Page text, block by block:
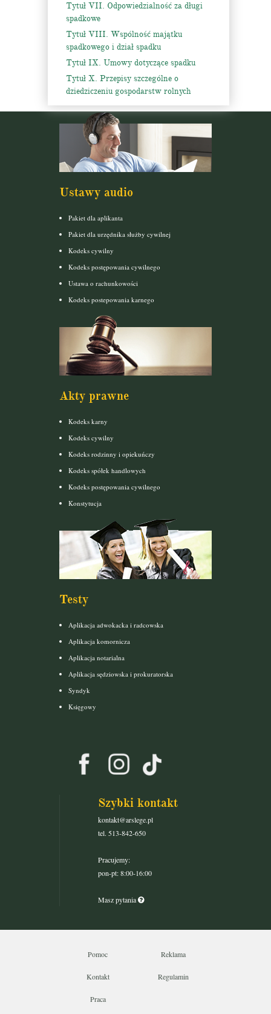
Tytuł VII. Odpowiedzialność za długi
spadkowe
Tytuł VIII. Wspólność majątku
spadkowego i dział spadku
Tytuł IX. Umowy dotyczące spadku
Tytuł X. Przepisy szczególne o
dziedziczeniu gospodarstw rolnych
Ustawy audio
Pakiet dla aplikanta
Pakiet dla urzędnika służby cywilnej
Kodeks cywilny
Kodeks postępowania cywilnego
Ustawa o rachunkowości
Kodeks postepowania karnego
Akty prawne
Kodeks karny
Kodeks cywilny
Kodeks rodzinny i opiekuńczy
Kodeks spółek handlowych
Kodeks postępowania cywilnego
Konstytucja
Testy
Aplikacja adwokacka i radcowska
Aplikacja komornicza
Aplikacja notarialna
Aplikacja sędziowska i prokuratorska
Syndyk
Księgowy
Szybki kontakt
kontakt@arslege.pl
tel. 513-842-650
Pracujemy:
pon-pt: 8:00-16:00
Masz pytania
Pomoc Reklama
Kontakt Regulamin
Praca